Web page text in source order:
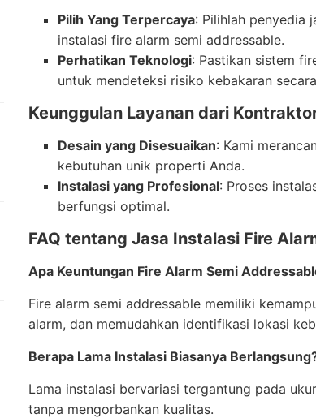
Pilih Yang Terpercaya: Pilihlah penyedia
instalasi fire alarm semi addressable.
Perhatikan Teknologi: Pastikan sistem
untuk mendeteksi risiko kebakaran
Keunggulan Layanan dari
Desain yang Disesuaikan: Kami
kebutuhan unik properti Anda.
Instalasi yang Profesional: Proses
berfungsi optimal.
FAQ tentang Jasa Instalasi Fire
Apa Keuntungan Fire Alarm Semi
Fire alarm semi addressable memiliki
alarm, dan memudahkan identifikasi lokasi
Berapa Lama Instalasi Biasanya
Lama instalasi bervariasi tergantung pada
tanpa mengorbankan kualitas.